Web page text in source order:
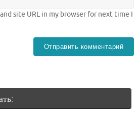
site URL in my browser for next time I